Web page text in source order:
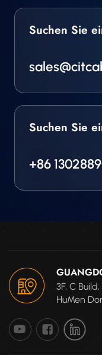
Suchen Sie
Suchen Sie
+86
3F, C
HuMen